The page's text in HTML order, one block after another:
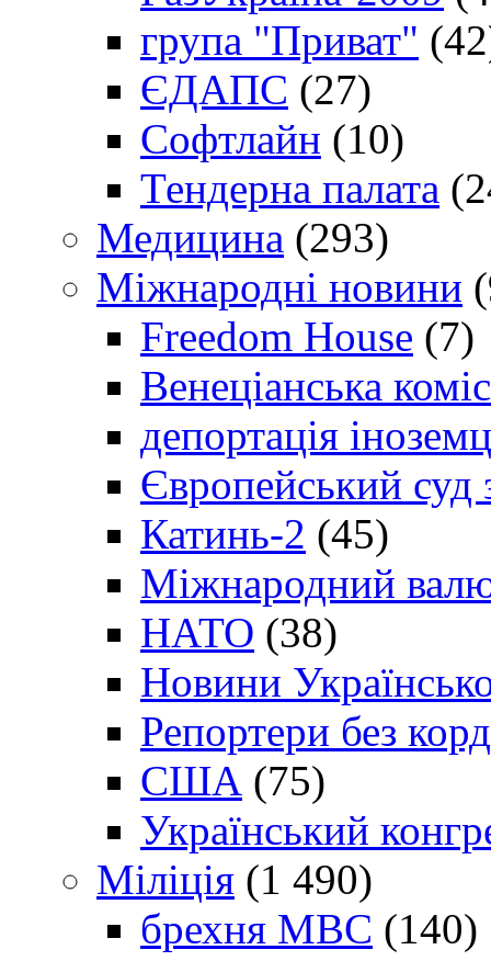
група "Приват"
ЄДАПС (27)
Софтлайн (10)
Тендерна палата
Медицина (293)
Міжнародні новини
Freedom House (7)
Венеціанська
депортація
Європейський
Катинь-2 (45)
Міжнародний
НАТО (38)
Новини
Репортери без
США (75)
Український
Міліція (1 490)
брехня МВС (140)